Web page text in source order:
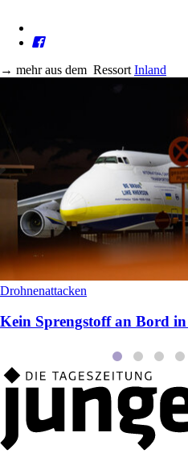
→ mehr aus dem Ressort Inland
Drohnenattacken
Kein Sprengstoff an Bord